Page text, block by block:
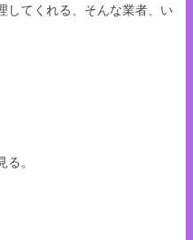
してくれる、そんな業者、い
。